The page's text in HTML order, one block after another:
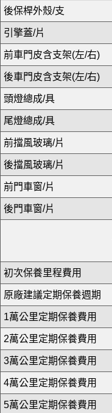
後保桿外殼/支
引擎蓋/片
前車門皮含支架(左/右)
後車門皮含支架(左/右)
頭燈總成/具
尾燈總成/具
前擋風玻璃/片
後擋風玻璃/片
前門車窗/片
後門車窗/片
初次保養里程費用
原廠建議定期保養週期
1萬公里定期保養費用
2萬公里定期保養費用
3萬公里定期保養費用
4萬公里定期保養費用
5萬公里定期保養費用